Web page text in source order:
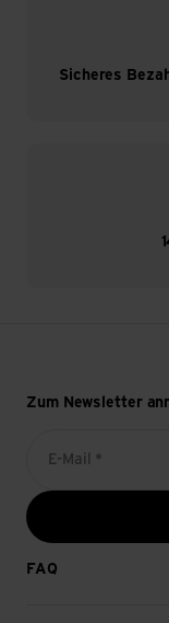
Sicheres
Zum Newsletter
E-Mail *
FAQ